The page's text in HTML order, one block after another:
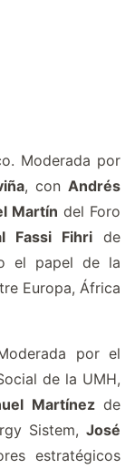
Moderada por
, con Andrés
Martín del Foro
Fassi Fihride
el papel de la
Europa, África
por el
de la UMH,
Martínezde
Sistem, José
estratégicos